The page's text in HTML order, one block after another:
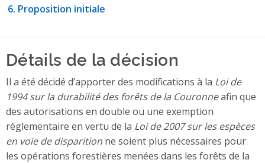
Proposition initiale
Détails de la décision
Il a été décidé d’apporter des modifications à la Loi de
1994 sur la durabilité des forêts de la Couronneafin que
des autorisations en double ou une exemption
réglementaire en vertu de la Loi de 2007 sur les espèces
en voie de disparition ne soient plus nécessaires pour
les opérations forestières menées dans les forêts de la